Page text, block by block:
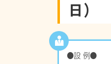
日）
●設 例●